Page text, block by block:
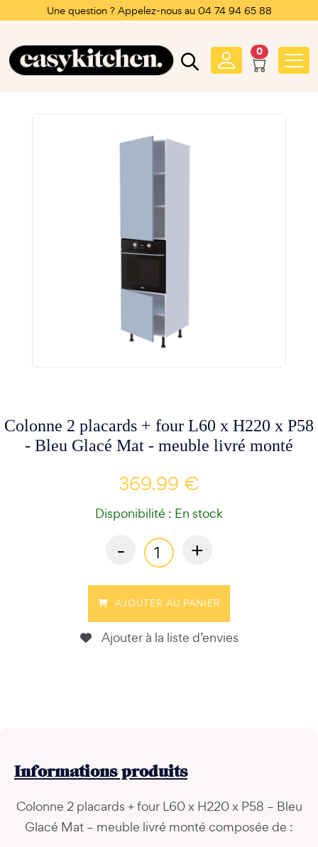
Une question ? Appelez-nous au 04 74 94 65 88
0
Colonne 2 placards + four L60 x H220 x P58
- Bleu Glacé Mat - meuble livré monté
369.99 €
Disponibilité : En stock
- +
AJOUTER AU PANIER
Ajouter à la liste d’envies
Informationsproduits
Colonne 2 placards + four L60 x H220 x P58 – Bleu
Glacé Mat – meuble livré monté composée de :